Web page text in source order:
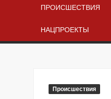
ПРОИСШЕСТВИЯ
НАЦПРОЕКТЫ
Происшествия